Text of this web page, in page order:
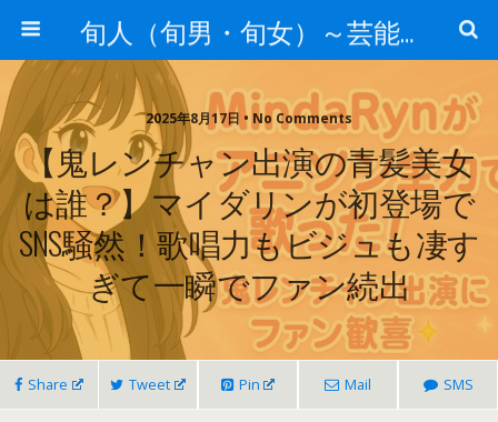
旬人（旬男・旬女）～芸能界等から旬な人・歌等の情報～
2025年8月17日 • No Comments
【鬼レンチャン出演の青髪美女
は誰？】マイダリンが初登場で
SNS騒然！歌唱力もビジュも凄す
ぎて一瞬でファン続出
Share Tweet Pin Mail SMS